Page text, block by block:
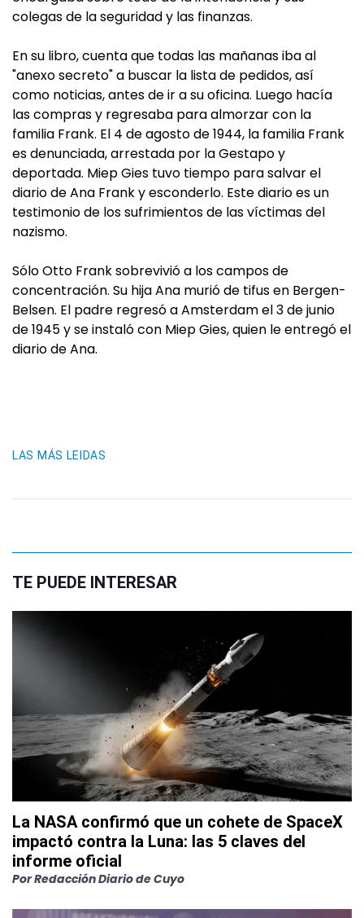
colegas de la seguridad y las finanzas.
En su libro, cuenta que todas las mañanas iba al
"anexo secreto" a buscar la lista de pedidos, así
como noticias, antes de ir a su oficina. Luego hacía
las compras y regresaba para almorzar con la
familia Frank. El 4 de agosto de 1944, la familia Frank
es denunciada, arrestada por la Gestapo y
deportada. Miep Gies tuvo tiempo para salvar el
diario de Ana Frank y esconderlo. Este diario es un
testimonio de los sufrimientos de las víctimas del
nazismo.
Sólo Otto Frank sobrevivió a los campos de
concentración. Su hija Ana murió de tifus en Bergen-
Belsen. El padre regresó a Amsterdam el 3 de junio
de 1945 y se instaló con Miep Gies, quien le entregó el
diario de Ana.
LAS MÁS LEIDAS
TE PUEDE INTERESAR
La NASA confirmó que un cohete de SpaceX
impactó contra la Luna: las 5 claves del
informe oficial
PorRedacción Diario de Cuyo